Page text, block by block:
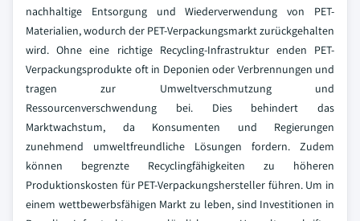
nachhaltige Entsorgung und Wiederverwendung von PET-
Materialien, wodurch der PET-Verpackungsmarkt zurückgehalten
wird. Ohne eine richtige Recycling-Infrastruktur enden PET-
Verpackungsprodukte oft in Deponien oder Verbrennungen und
tragen zur Umweltverschmutzung und
Ressourcenverschwendung bei. Dies behindert das
Marktwachstum, da Konsumenten und Regierungen
zunehmend umweltfreundliche Lösungen fordern. Zudem
können begrenzte Recyclingfähigkeiten zu höheren
Produktionskosten für PET-Verpackungshersteller führen. Um in
einem wettbewerbsfähigen Markt zu leben, sind Investitionen in